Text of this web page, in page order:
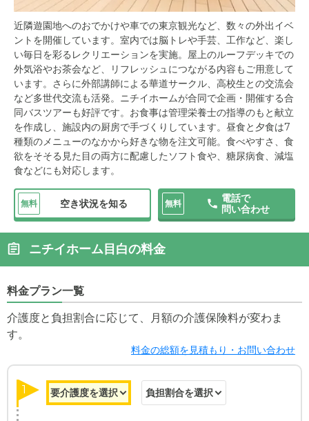
近隣遊園地へのおでかけや車での東京観光など、数々の外出イベ
ントを開催しています。室内では脳トレや手芸、工作など、楽し
い毎日を彩るレクリエーションを実施。屋上のルーフデッキでの
外気浴やお茶会など、リフレッシュにつながる内容もご用意して
います。さらに外部講師による華道サークル、高校生との交流会
など多世代交流も活発。ニチイホームが合同で企画・開催する合
同バスツアーも好評です。お食事は管理栄養士の指導のもと献立
を作成し、施設内の厨房で手づくりしています。昼食と夕食は7
種類のメニューのなかから好きな物を注文可能。食べやすさ、食
欲をそそる見た目の両方に配慮したソフト食や、糖尿病食、減塩
食などにも対応します。
無料 空き状況を知る 無料
電話で
問い合わせ
ニチイホーム目白の料金
料金プラン一覧
介護度と負担割合に応じて、月額の介護保険料が変わま
す。
料金の総額を見積もり・お問い合わせ
1